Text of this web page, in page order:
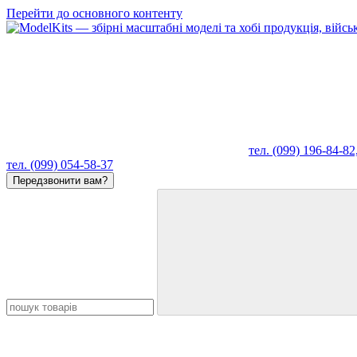
Перейти до основного контенту
тел. (099) 196-84-
тел. (099) 054-58-37
Передзвонити вам?